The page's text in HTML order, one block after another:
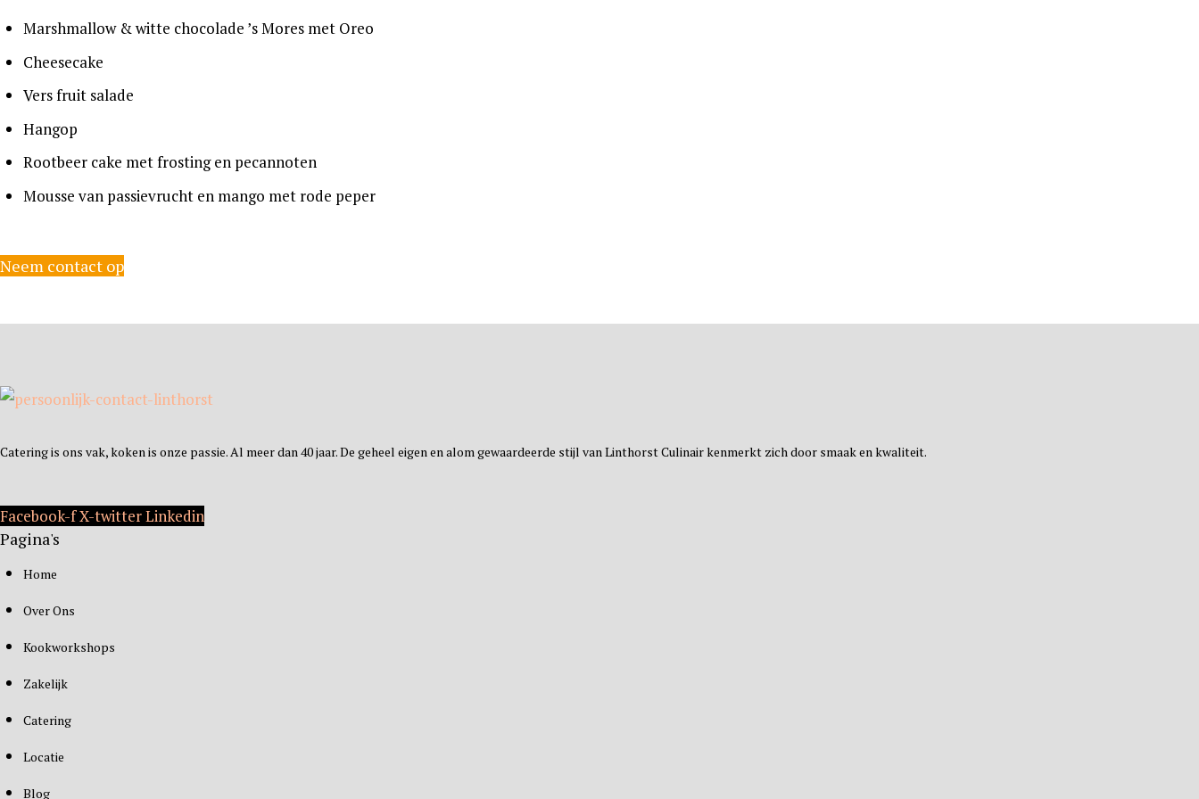
Marshmallow & witte chocolade ’s Mores met Oreo
Cheesecake
Vers fruit salade
Hangop
Rootbeer cake met frosting en pecannoten
Mousse van passievrucht en mango met rode peper
Neem contact op
Catering is ons vak, koken is onze passie. Al meer dan 40 jaar. De geheel eigen en alom gewaardeerde stijl van Linthorst Culinair kenmerkt zich door smaak en kwaliteit.
Facebook-fX-twitterLinkedin
Pagina's
Home
Over Ons
Kookworkshops
Zakelijk
Catering
Locatie
Blog